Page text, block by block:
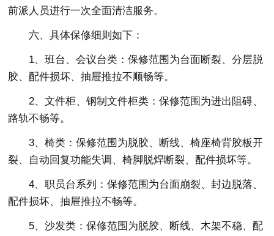
前派人员进行一次全面清洁服务。
六、具体保修细则如下：
1、班台、会议台类：保修范围为台面断裂、分层脱
胶、配件损坏、抽屉推拉不顺畅等。
2、文件柜、钢制文件柜类：保修范围为进出阻碍、
路轨不畅等。
3、椅类：保修范围为脱胶、断线、椅座椅背胶板开
裂、自动回复功能失调、椅脚脱焊断裂、配件损坏等。
4、职员台系列：保修范围为台面崩裂、封边脱落、
配件损坏、抽屉推拉不畅等。
5、沙发类：保修范围为脱胶、断线、木架不稳、配